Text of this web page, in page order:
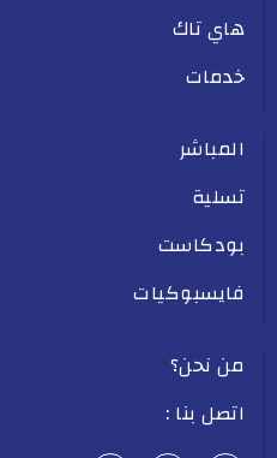
هاي تاك
خدمات
المباشر
تسلية
بودكاست
فايسبوكيات
من نحن؟
اتصل بنا :